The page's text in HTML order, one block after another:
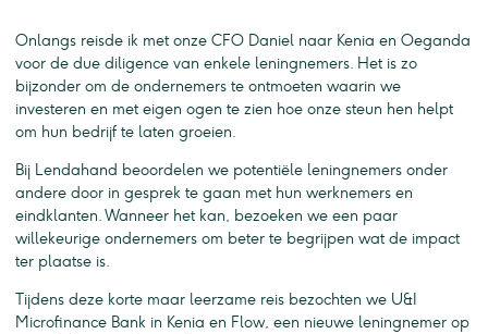
Onlangs reisde ik met onze CFO Daniel naar Kenia en Oeganda
voor de due diligence van enkele leningnemers. Het is zo
bijzonder om de ondernemers te ontmoeten waarin we
investeren en met eigen ogen te zien hoe onze steun hen helpt
om hun bedrijf te laten groeien.
Bij Lendahand beoordelen we potentiële leningnemers onder
andere door in gesprek te gaan met hun werknemers en
eindklanten. Wanneer het kan, bezoeken we een paar
willekeurige ondernemers om beter te begrijpen wat de impact
ter plaatse is.
Tijdens deze korte maar leerzame reis bezochten we U&I
Microfinance Bank in Kenia en Flow, een nieuwe leningnemer op